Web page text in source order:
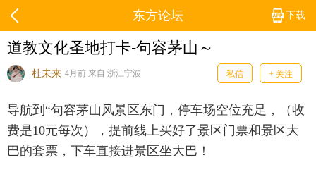
下载
东方论坛
道教文化圣地打卡-句容茅山～
杜未来 4月前 来自 浙江宁波 私信 + 关注
导航到“句容茅山风景区东门，停车场空位充足，（收
费是10元每次），提前线上买好了景区门票和景区大
巴的套票，下车直接进景区坐大巴！